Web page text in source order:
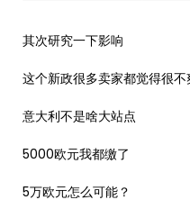
其次研究一下影响
这个新政很多卖家都觉得很不
意大利不是啥大站点
5000欧元我都缴了
5万欧元怎么可能？